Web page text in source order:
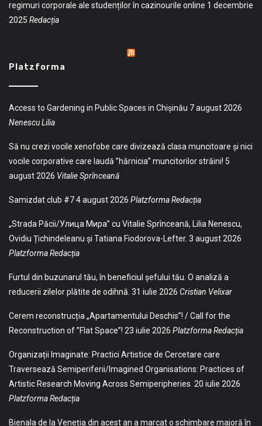
regimuri corporale ale studenților în cazinourile online 1 decembrie
2025 Redacția
Platzforma
Access to Gardening in Public Spaces in Chișinău 7 august 2026
Nenescu Lilia
Să nu crezi vocile xenofobe care divizează clasa muncitoare și nici
vocile corporative care laudă ”hărnicia” muncitorilor străini! 5
august 2026 Vitalie Sprînceană
Samizdat club #74 august 2026 Platzforma Redacția
„Strada Păcii/Улица Мира” cu Vitalie Sprînceană, Lilia Nenescu,
Ovidiu Țichindeleanu și Tatiana Fiodorova-Lefter. 3 august 2026
Platzforma Redacția
Furtul din buzunarul tău, în beneficiul șefului tău. O analiză a
reducerii zilelor plătite de odihnă. 31 iulie 2026 Cristian Velixar
Cerem reconstrucția „Apartamentului Deschis”! / Call for the
Reconstruction of ”Flat Space”! 23 iulie 2026 Platzforma Redacția
Organizații Imaginate: Practici Artistice de Cercetare care
Traversează Semiperiferii/Imagined Organisations: Practices of
Artistic Research Moving Across Semiperipheries 20 iulie 2026
Platzforma Redacția
Bienala de la Veneția din acest an a marcat o schimbare majoră în